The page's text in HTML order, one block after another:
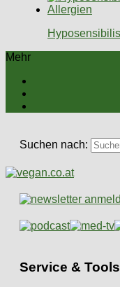
Mehr
Suchen nach:
Service & Tools